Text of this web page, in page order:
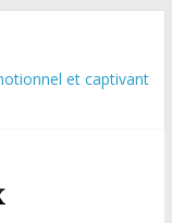
et captivant
sur Netflix
devenu
Takeru Satō
les fans de